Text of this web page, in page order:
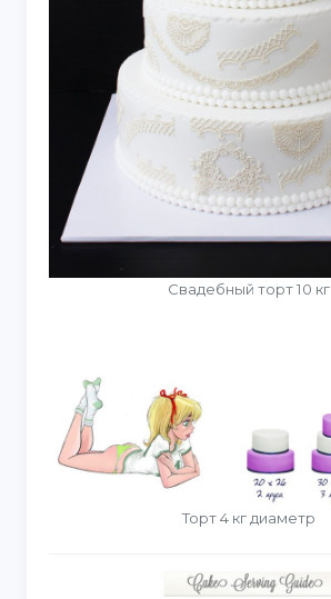
Свадебный торт 10 кг
Торт 4 кг диаметр